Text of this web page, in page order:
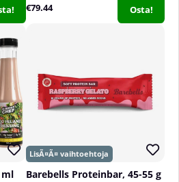
€79.44 Osta!
ml Barebells Proteinbar, 45-55 g